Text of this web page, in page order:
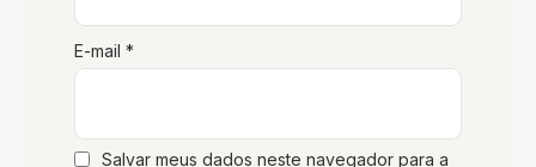
E-mail *
Salvar meus dados neste navegador para a